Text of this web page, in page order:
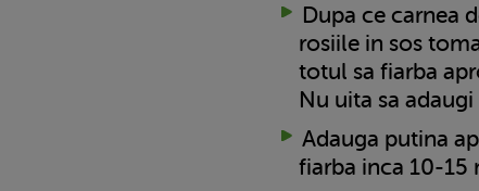
Dupa ce carnea
rosiile in sos
totul sa fiarba
Nu uita sa
Adauga putina
fiarba inca 10-15